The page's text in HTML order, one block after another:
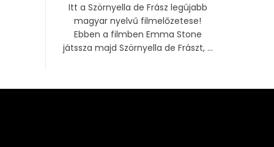
Itt a Szörnyella de Frász legújabb
magyar nyelvű filmelőzetese!
Ebben a filmben Emma Stone
játssza majd Szörnyella de Frászt, ...